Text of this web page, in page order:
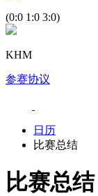
(0:0 1:0 3:0)
KHM
参赛协议
日历
比赛总结
比赛总结